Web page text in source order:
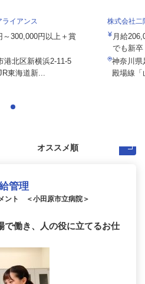
イアンス
～300,000円以上＋賞
港北区新横浜2-11-5
東海道新...
株式会社二
月給
でも新
神奈川県
殿場線
管理
ント ＜小田原市立病院＞
で働き、人の役に立てるお仕